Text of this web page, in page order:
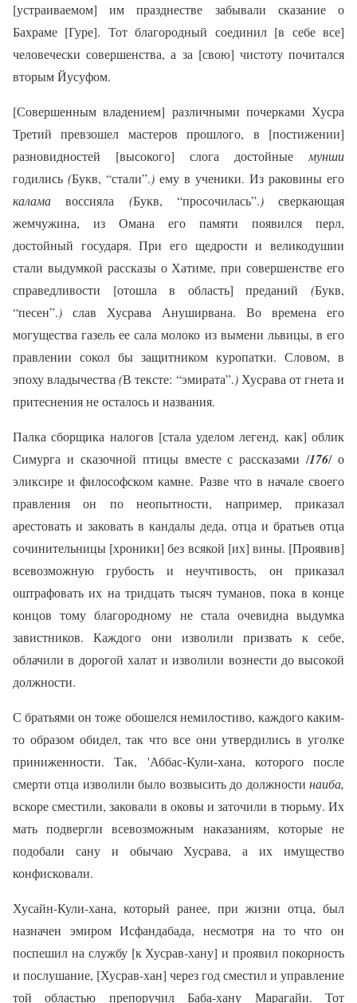
[устраиваемом] им празднестве забывали сказание о
Бахраме [Гуре]. Тот благородный соединил [в себе все]
человечески совершенства, а за [свою] чистоту почитался
вторым Йусуфом.
[Совершенным владением] различными почерками Хусра
Третий превзошел мастеров прошлого, в [постижении]
разновидностей [высокого] слога достойныемунши
годились (Букв, “стали”.) ему в ученики. Из раковины его
каламавоссияла (Букв, “просочилась”.) сверкающая
жемчужина, из Омана его памяти появился перл,
достойный государя. При его щедрости и великодушии
стали выдумкой рассказы о Хатиме, при совершенстве его
справедливости [отошла в область] преданий (Букв,
“песен”.) слав Хусрава Ануширвана. Во времена его
могущества газель ее сала молоко из вымени львицы, в его
правлении сокол бы защитником куропатки. Словом, в
эпоху владычества(В тексте: “эмирата”.)Хусрава от гнета и
притеснения не осталось и названия.
Палка сборщика налогов [стала уделом легенд, как] облик
Симурга и сказочной птицы вместе с рассказами /176/ о
эликсире и философском камне. Разве что в начале своего
правления он по неопытности, например, приказал
арестовать и заковать в кандалы деда, отца и братьев отца
сочинительницы [хроники] без всякой [их] вины. [Проявив]
всевозможную грубость и неучтивость, он приказал
оштрафовать их на тридцать тысяч туманов, пока в конце
концов тому благородному не стала очевидна выдумка
завистников. Каждого они изволили призвать к себе,
облачили в дорогой халат и изволили вознести до высокой
должности.
С братьями он тоже обошелся немилостиво, каждого каким-
то образом обидел, так что все они утвердились в уголке
приниженности. Так, 'Аббас-Кули-хана, которого после
смерти отца изволили было возвысить до должности наиба,
вскоре сместили, заковали в оковы и заточили в тюрьму. Их
мать подвергли всевозможным наказаниям, которые не
подобали сану и обычаю Хусрава, а их имущество
конфисковали.
Хусайн-Кули-хана, который ранее, при жизни отца, был
назначен эмиром Исфандабада, несмотря на то что он
поспешил на службу [к Хусрав-хану] и проявил покорность
и послушание, [Хусрав-хан] через год сместил и управление
той областью препоручил Баба-хану Марагайи. Тот